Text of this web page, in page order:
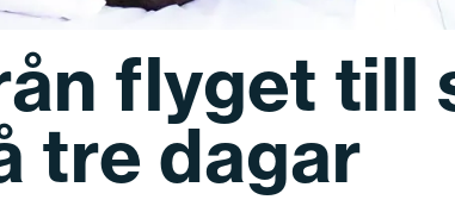
flyget till
tre dagar